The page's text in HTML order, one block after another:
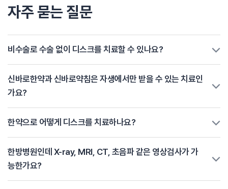
자주 묻는 질문
비수술로 수술 없이 디스크를 치료할 수 있나요?
신바로한약과 신바로약침은 자생에서만 받을 수 있는 치료인
가요?
한약으로 어떻게 디스크를 치료하나요?
한방병원인데 X-ray, MRI, CT, 초음파 같은 영상검사가 가
능한가요?